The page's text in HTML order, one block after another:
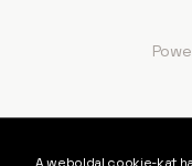
A weboldal cookie-kat